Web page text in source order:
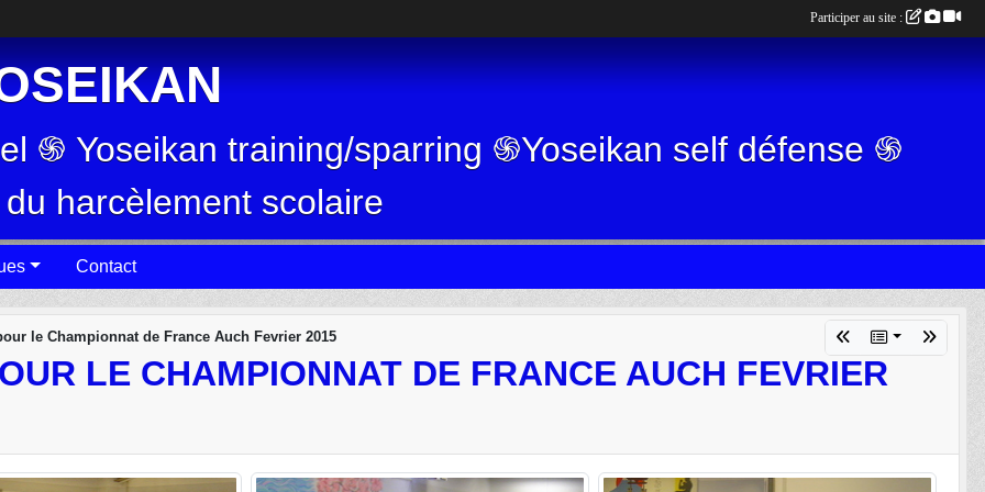
֍ Yoseikan training/sparring ֍Yoseikan self défense ֍
harcèlement scolaire
Contact
le Championnat de France Auch Fevrier 2015
LE CHAMPIONNAT DE FRANCE AUCH FEVRIER
Participer au site :